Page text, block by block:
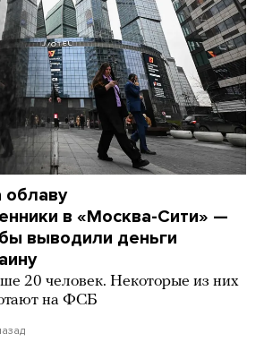
облаву
в «Москва-Сити» —
выводили деньги
20 человек. Некоторые из них
на ФСБ